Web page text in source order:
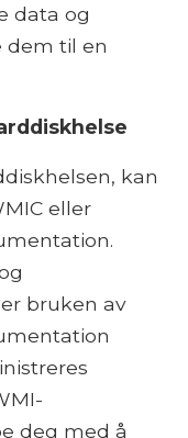
data og
dem til en
kan
eller
bruken av
deg med å